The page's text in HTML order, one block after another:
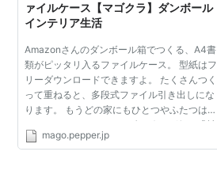
ァイルケース【マゴクラ】ダンボール
インテリア生活
Amazonさんのダンボール箱でつくる、A4書
類がピッタリ入るファイルケース。 型紙はフ
リーダウンロードできますよ。 たくさんつく
って重ねると、多段式ファイル引き出しにな
ります。 もうどの家にもひとつやふたつはき
っとあるAmazonさんのダンボール箱。 「材
料ってどこで手に入るんですか？」 っていう
mago.pepper.jp